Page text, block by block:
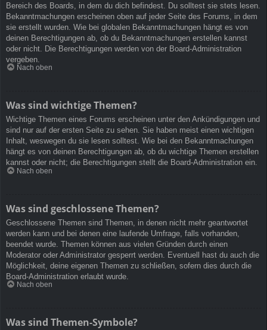
Bereich des Boards, in dem du dich befindest. Du solltest sie stets lesen.
Bekanntmachungen erscheinen oben auf jeder Seite des Forums, in dem
sie erstellt wurden. Wie bei globalen Bekanntmachungen hängt es von
deinen Berechtigungen ab, ob du Bekanntmachungen erstellen kannst
oder nicht. Die Berechtigungen werden von der Board-Administration
vergeben.
Nach oben
Was sind wichtige Themen?
Wichtige Themen eines Forums erscheinen unter den Ankündigungen und
sind nur auf der ersten Seite zu sehen. Sie haben meist einen wichtigen
Inhalt, weswegen du sie lesen solltest. Wie bei den Bekanntmachungen
hängt es von deinen Berechtigungen ab, ob du wichtige Themen erstellen
kannst oder nicht; die Berechtigungen stellt die Board-Administration ein.
Nach oben
Was sind geschlossene Themen?
Geschlossene Themen sind Themen, in denen nicht mehr geantwortet
werden kann und bei denen eine laufende Umfrage, falls vorhanden,
beendet wurde. Themen können aus vielen Gründen durch einen
Moderator oder Administrator gesperrt werden. Eventuell hast du auch die
Möglichkeit, deine eigenen Themen zu schließen, sofern dies durch die
Board-Administration erlaubt wurde.
Nach oben
Was sind Themen-Symbole?